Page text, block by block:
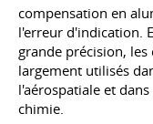
compensation en
l'erreur d'indication.
grande précision,
largement utilisés
l'aérospatiale et
chimie.